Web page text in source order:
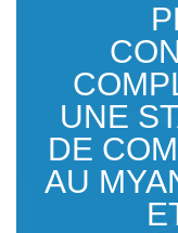
UNE
DE
AU